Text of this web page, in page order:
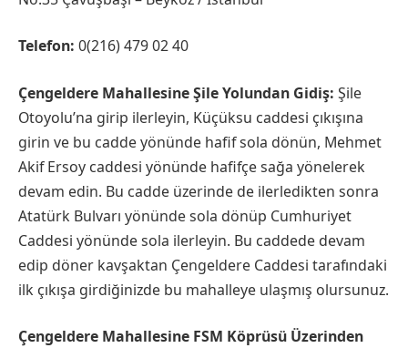
Telefon: 0(216) 479 02 40
Çengeldere Mahallesine Şile Yolundan Gidiş: Şile
Otoyolu’na girip ilerleyin, Küçüksu caddesi çıkışına
girin ve bu cadde yönünde hafif sola dönün, Mehmet
Akif Ersoy caddesi yönünde hafifçe sağa yönelerek
devam edin. Bu cadde üzerinde de ilerledikten sonra
Atatürk Bulvarı yönünde sola dönüp Cumhuriyet
Caddesi yönünde sola ilerleyin. Bu caddede devam
edip döner kavşaktan Çengeldere Caddesi tarafındaki
ilk çıkışa girdiğinizde bu mahalleye ulaşmış olursunuz.
Çengeldere Mahallesine FSM Köprüsü Üzerinden